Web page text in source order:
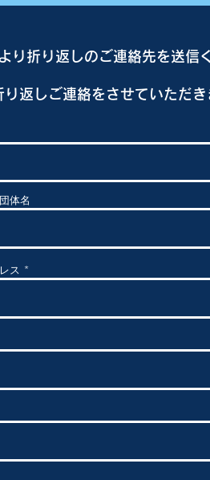
り折り返しのご連絡先を送信
り返しご連絡をさせていただき
体名
ス